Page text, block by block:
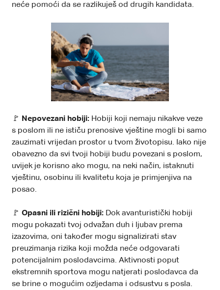
neće pomoći da se razlikuješ od drugih kandidata.
🚩 Nepovezani hobiji: Hobiji koji nemaju nikakve veze
s poslom ili ne ističu prenosive vještine mogli bi samo
zauzimati vrijedan prostor u tvom životopisu. Iako nije
obavezno da svi tvoji hobiji budu povezani s poslom,
uvijek je korisno ako mogu, na neki način, istaknuti
vještinu, osobinu ili kvalitetu koja je primjenjiva na
posao.
🚩 Opasni ili rizični hobiji: Dok avanturistički hobiji
mogu pokazati tvoj odvažan duh i ljubav prema
izazovima, oni također mogu signalizirati stav
preuzimanja rizika koji možda neće odgovarati
potencijalnim poslodavcima. Aktivnosti poput
ekstremnih sportova mogu natjerati poslodavca da
se brine o mogućim ozljedama i odsustvu s posla.